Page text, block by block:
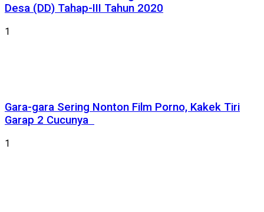
Desa (DD) Tahap-III Tahun 2020
1
Gara-gara Sering Nonton Film Porno, Kakek Tiri
Garap 2 Cucunya
1